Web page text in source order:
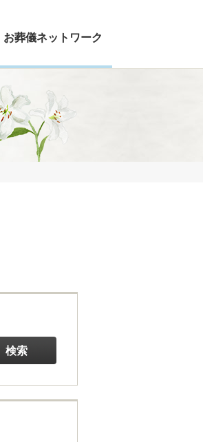
お葬儀ネットワーク
検索